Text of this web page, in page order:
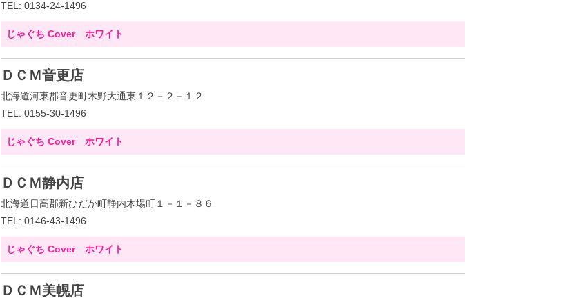
TEL: 0134-24-1496
じゃぐち Cover ホワイト
ＤＣＭ音更店
北海道河東郡音更町木野大通東１２－２－１２
TEL: 0155-30-1496
じゃぐち Cover ホワイト
ＤＣＭ静内店
北海道日高郡新ひだか町静内木場町１－１－８６
TEL: 0146-43-1496
じゃぐち Cover ホワイト
ＤＣＭ美幌店